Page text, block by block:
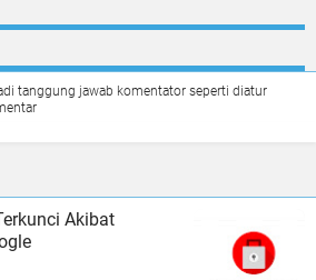
tanggung jawab komentator seperti diatur
Akibat